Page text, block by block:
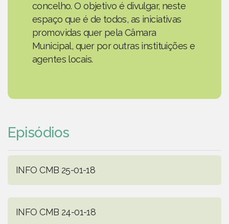
concelho. O objetivo é divulgar, neste
espaço que é de todos, as iniciativas
promovidas quer pela Câmara
Municipal, quer por outras instituições e
agentes locais.
Episódios
INFO CMB 25-01-18
INFO CMB 24-01-18